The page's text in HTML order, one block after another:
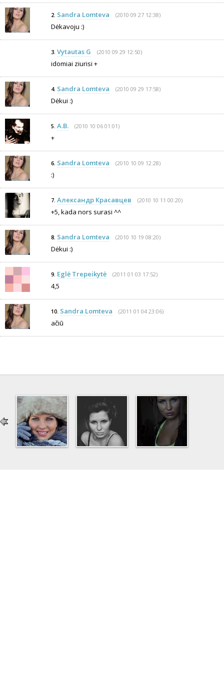
2. Sandra Lomteva (2010 09 27 12:38)
Dėkavoju :)
3. Vytautas G (2010 09 29 12:50)
idomiai ziurisi +
4. Sandra Lomteva (2010 09 29 17:58)
Dėkui :)
5. A.B. (2010 10 06 01:01)
+
6. Sandra Lomteva (2010 10 09 12:28)
:)
7. Александр Красавцев (2010 10 11 00:20)
+5, kada nors surasi ^^
8. Sandra Lomteva (2010 10 19 08:20)
Dėkui :)
9. Eglė Trepeikytė (2011 01 03 17:52)
4,5
10. Sandra Lomteva (2011 01 04 23:06)
ačiū